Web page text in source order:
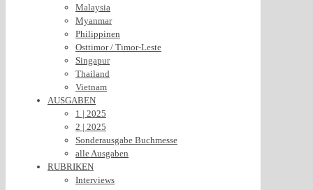
Malaysia
Myanmar
Philippinen
Osttimor / Timor-Leste
Singapur
Thailand
Vietnam
AUSGABEN
1 | 2025
2 | 2025
Sonderausgabe Buchmesse
alle Ausgaben
RUBRIKEN
Interviews